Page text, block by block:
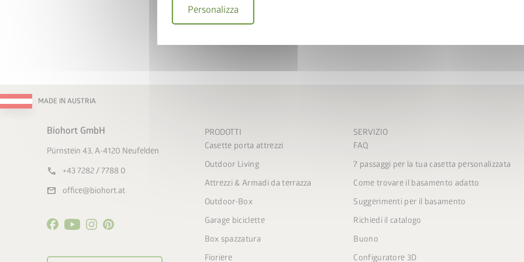
Personalizza
MADE IN AUSTRIA
Biohort GmbH
Pürnstein 43, A-4120 Neufelden
call +43 7282 / 7788 0
mail office@biohort.at
PRODOTTI
Casette porta attrezzi
Outdoor Living
Attrezzi & Armadi da terrazza
Outdoor-Box
Garage biciclette
Box spazzatura
Fioriere
SERVIZIO
FAQ
7 passaggi per la tua casetta personalizzata
Come trovare il basamento adatto
Suggerimenti per il basamento
Richiedi il catalogo
Buono
Configuratore 3D